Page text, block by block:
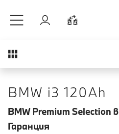
Вход
Преглед
BMW i3 120Ah
BMW Premium Selection
Гаранция